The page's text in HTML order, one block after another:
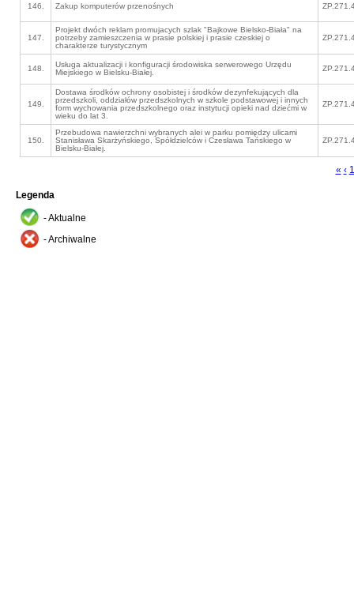
146. Zakup komputerów przenośnych
147.
Projekt dwóch reklam promujacych szlak "Bajkowe Bielsko-Biała" na
potrzeby zamieszczenia w prasie polskiej i prasie czeskiej o
charakterze turystycznym
148.
Usługa aktualizacji i konfiguracji środowiska serwerowego Urzędu
Miejskiego w Bielsku-Białej.
149.
Dostawa środków ochrony osobistej i środków dezynfekujących dla
przedszkoli, oddziałów przedszkolnych w szkole podstawowej i innych
form wychowania przedszkolnego oraz instytucji opieki nad dziećmi w
wieku do lat 3.
150.
Przebudowa nawierzchni wybranych alei w parku pomiędzy ulicami
Stanisława Skarżyńskiego, Spółdzielców i Czesława Tańskiego w
Bielsku-Białej.
« ‹ 1
Legenda
- Aktualne
- Archiwalne